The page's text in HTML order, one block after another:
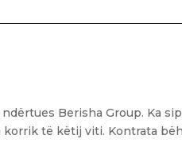
Berisha Group. Ka
të këtij viti. Kontrata